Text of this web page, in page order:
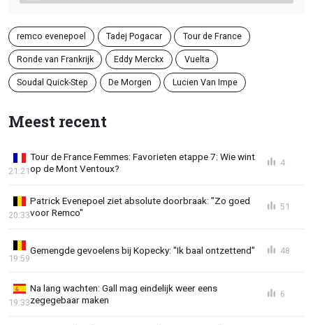
remco evenepoel Tadej Pogacar Tour de France
Ronde van Frankrijk Eddy Merckx Vuelta
Soudal Quick-Step De Morgen Lucien Van Impe
Meest recent
Tour de France Femmes: Favorieten etappe 7: Wie wint
op de Mont Ventoux?
21:21
4
Patrick Evenepoel ziet absolute doorbraak: "Zo goed
voor Remco"
20:33
51
Gemengde gevoelens bij Kopecky: "Ik baal ontzettend"
19:59
48
Na lang wachten: Gall mag eindelijk weer eens
zegegebaar maken
19:33
6